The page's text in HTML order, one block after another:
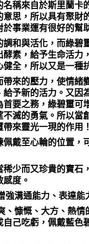
名稱來自於斯里蘭卡
意思，所以具有聚財
事業運有很好的幫
調和與活化，而綠碧
酵素，給予生命活力
全，所以又是一種
帶來的壓力，使情緒
給予新的活力。又因
首要之務，綠碧璽可
滅的勇氣。所以當
來靈光一現的作用！
佩戴至心輪的位置，
稀少而又珍貴的寶石
感度。
強溝通能力、表達能
、慷慨、大方、熱情
自己吃虧，佩戴藍色